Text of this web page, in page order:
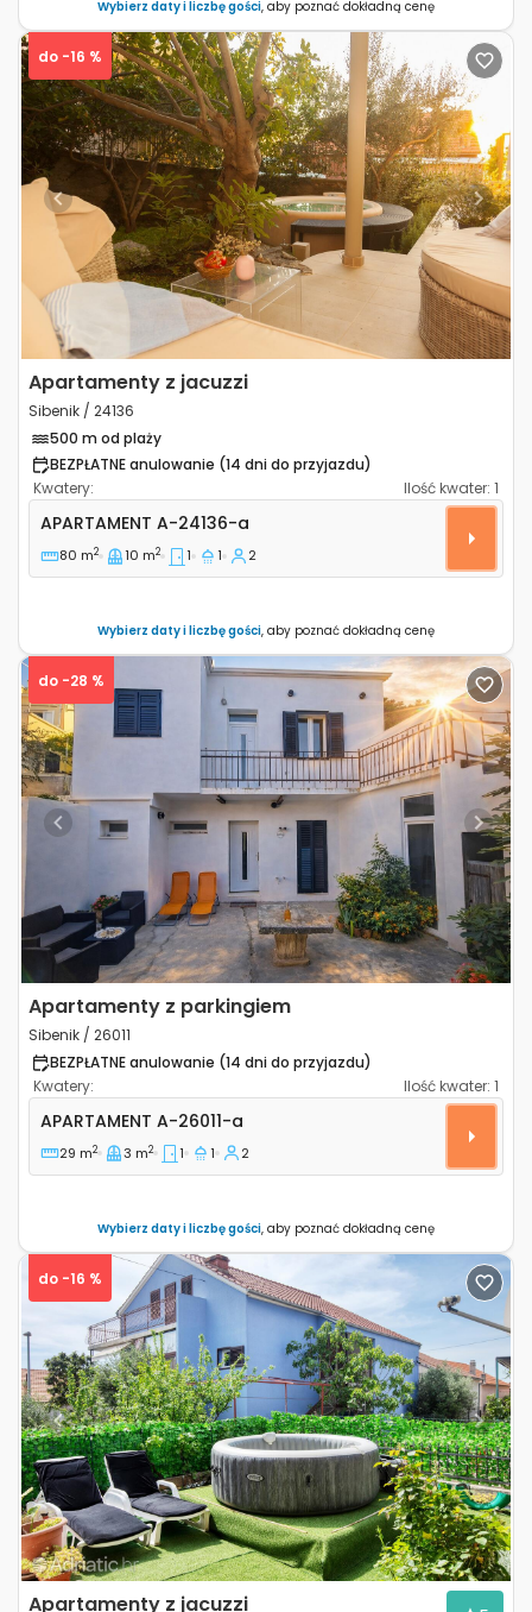
Wybierz daty i liczbę gości, aby poznać dokładną cenę
Previous Next
do -16 %
Apartamenty z jacuzzi
Sibenik / 24136
500 m od plaży
BEZPŁATNE anulowanie (14 dni do przyjazdu)
Kwatery:
Ilość kwater: 1
Jednopokojowy apartament Sibenik A-24136-a
APARTAMENT A-24136-a
80 m2 10 m2 1 1 2
Wybierz daty i liczbę gości, aby poznać dokładną cenę
Previous Next
do -28 %
Apartamenty z parkingiem
Sibenik / 26011
BEZPŁATNE anulowanie (14 dni do przyjazdu)
Kwatery:
Ilość kwater: 1
Jednopokojowy apartament Sibenik A-26011-a
APARTAMENT A-26011-a
29 m2 3 m2 1 1 2
Wybierz daty i liczbę gości, aby poznać dokładną cenę
Previous Next
do -16 %
Apartamenty z jacuzzi